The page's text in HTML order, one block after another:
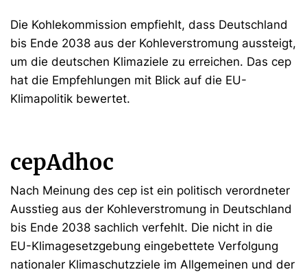
Die Kohlekommission empfiehlt, dass Deutschland
bis Ende 2038 aus der Kohleverstromung aussteigt,
um die deutschen Klimaziele zu erreichen. Das cep
hat die Empfehlungen mit Blick auf die EU-
Klimapolitik bewertet.
cepAdhoc
Nach Meinung des cep ist ein politisch verordneter
Ausstieg aus der Kohleverstromung in Deutschland
bis Ende 2038 sachlich verfehlt. Die nicht in die
EU-Klimagesetzgebung eingebettete Verfolgung
nationaler Klimaschutzziele im Allgemeinen und der